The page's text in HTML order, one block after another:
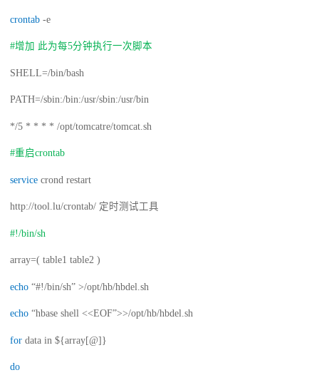
crontab-e
#增加 此为每5分钟执行一次脚本
SHELL=/bin/bash
PATH=/sbin:/bin:/usr/sbin:/usr/bin
*/5 * * * * /opt/tomcatre/tomcat.sh
#重启crontab
servicecrond restart
http://tool.lu/crontab/ 定时测试工具
#!/bin/sh
array=( table1 table2 )
echo“#!/bin/sh” >/opt/hb/hbdel.sh
echo“hbase shell <<EOF”>>/opt/hb/hbdel.sh
fordata in ${array[@]}
do